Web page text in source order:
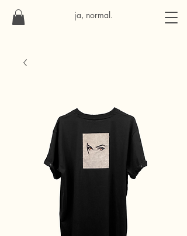
ja, normal.